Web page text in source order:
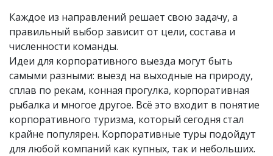
Каждое из направлений решает свою задачу, а
правильный выбор зависит от цели, состава и
численности команды.
Идеи для корпоративного выезда могут быть
самыми разными: выезд на выходные на природу,
сплав по рекам, конная прогулка, корпоративная
рыбалка и многое другое. Всё это входит в понятие
корпоративного туризма, который сегодня стал
крайне популярен. Корпоративные туры подойдут
для любой компаний как купных, так и небольших.